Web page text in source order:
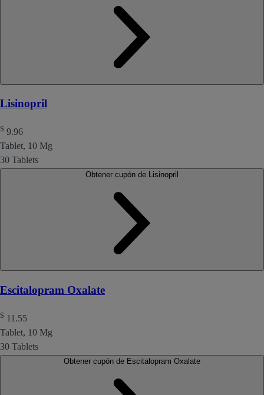
Lisinopril
$ 9.96
Tablet, 10 Mg
30 Tablets
Escitalopram Oxalate
$ 11.55
Tablet, 10 Mg
30 Tablets